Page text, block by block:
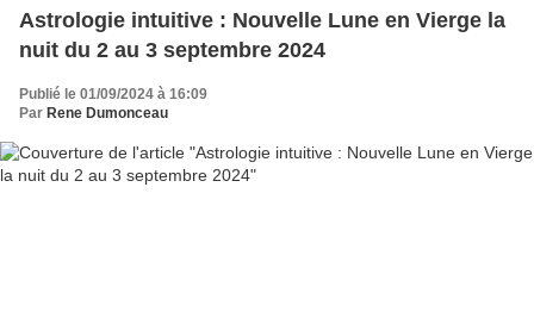
Astrologie intuitive : Nouvelle Lune en Vierge la
nuit du 2 au 3 septembre 2024
Publié le 01/09/2024 à 16:09
Par Rene Dumonceau